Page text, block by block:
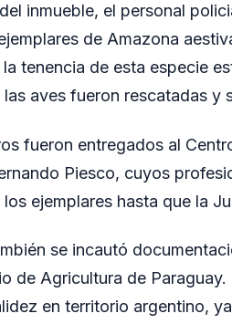
inmueble, el personal
de Amazona
tenencia de esta especie
aves fueron rescatadas y
fueron entregados al
Piesco, cuyos
ejemplares hasta que la
se incautó
de Agricultura de
en territorio argentino,